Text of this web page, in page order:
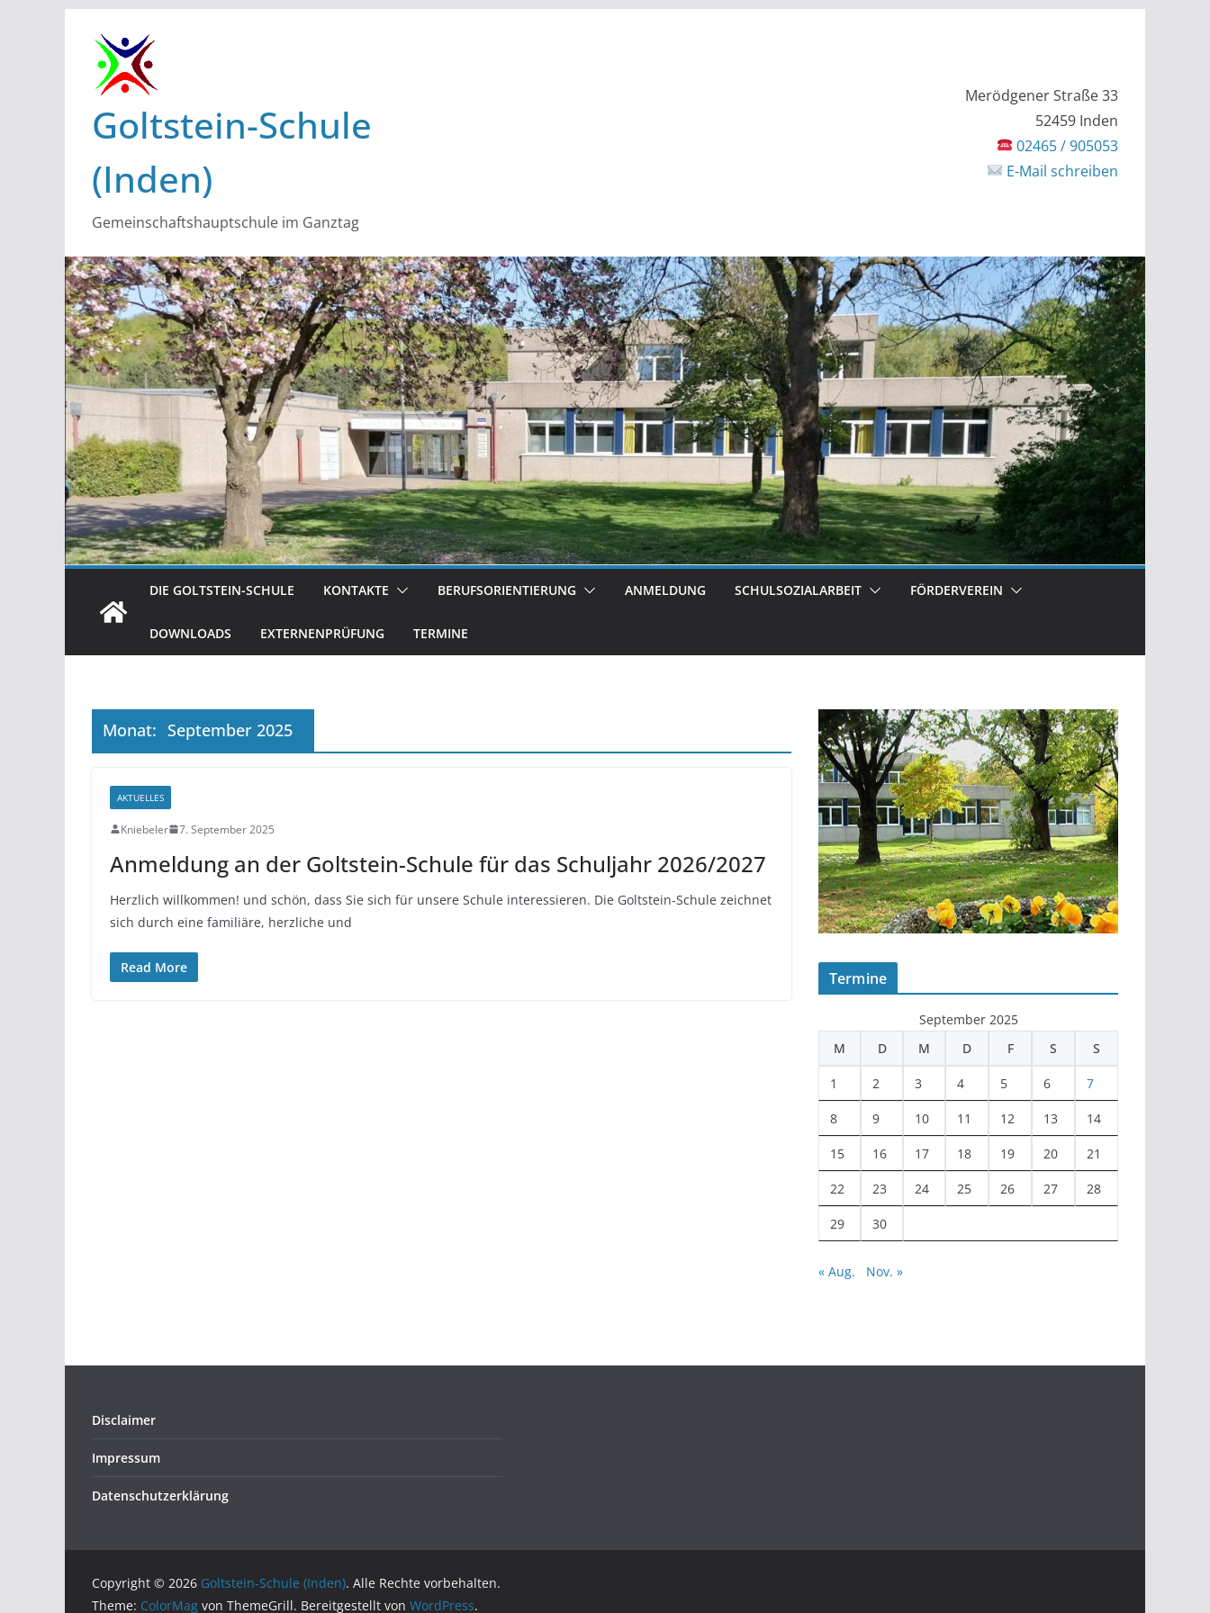
Inhalt
springen
Goltstein-Schule
(Inden)
Gemeinschaftshauptschule im Ganztag
Merödgener Straße 33
52459 Inden
02465 / 905053
E-Mail schreiben
DIE GOLTSTEIN-SCHULE KONTAKTE BERUFSORIENTIERUNG ANMELDUNG SCHULSOZIALARBEIT FÖRDERVEREIN
DOWNLOADS EXTERNENPRÜFUNG TERMINE
Monat: September 2025
AKTUELLES
Kniebeler 7. September 2025
Anmeldung an der Goltstein-Schule für das Schuljahr 2026/2027
Herzlich willkommen! und schön, dass Sie sich für unsere Schule interessieren. Die Goltstein-Schule zeichnet
sich durch eine familiäre, herzliche und
Read More
Termine
September 2025
M
D M D F S S
1 2 3 4 5 6 7
8 9 10 11 12 13 14
15 16 17 18 19 20 21
22 23 24 25 26 27 28
29 30
« Aug. Nov. »
Disclaimer
Impressum
Datenschutzerklärung
Copyright © 2026 Goltstein-Schule (Inden). Alle Rechte vorbehalten.
Theme: ColorMag von ThemeGrill. Bereitgestellt von WordPress.